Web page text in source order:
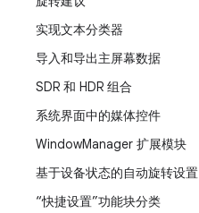
实现文本分类器
导入和导出主屏幕数据
SDR 和 HDR 组合
系统界面中的媒体控件
WindowManager 扩展模块
基于设备状态的自动旋转设置
“快捷设置”功能块分类